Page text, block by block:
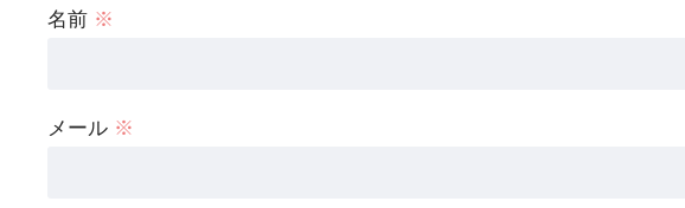
名前 ※
メール ※